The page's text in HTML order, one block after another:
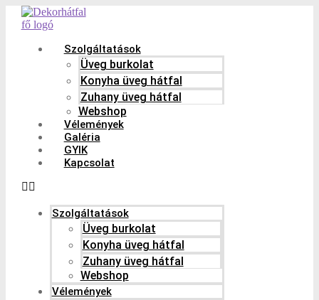
Szolgáltatások
Üveg burkolat
Konyha üveg hátfal
Zuhany üveg hátfal
Webshop
Vélemények
Galéria
GYIK
Kapcsolat
Szolgáltatások
Üveg burkolat
Konyha üveg hátfal
Zuhany üveg hátfal
Webshop
Vélemények